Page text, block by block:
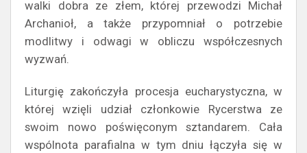
walki dobra ze złem, której przewodzi Michał
Archanioł, a także przypomniał o potrzebie
modlitwy i odwagi w obliczu współczesnych
wyzwań.
Liturgię zakończyła procesja eucharystyczna, w
której wzięli udział członkowie Rycerstwa ze
swoim nowo poświęconym sztandarem. Cała
wspólnota parafialna w tym dniu łączyła się w